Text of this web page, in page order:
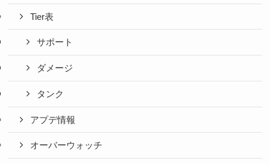
Tier表
サポート
ダメージ
タンク
アプデ情報
オーバーウォッチ